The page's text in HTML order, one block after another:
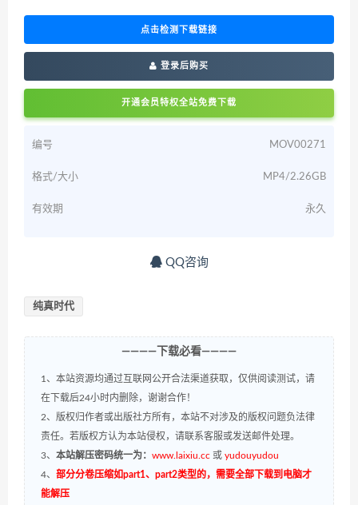
点击检测下载链接
登录后购买
开通会员特权全站免费下载
编号 MOV00271
格式/大小 MP4/2.26GB
有效期 永久
QQ咨询
纯真时代
————下载必看————
1、本站资源均通过互联网公开合法渠道获取，仅供阅读测试，请
在下载后24小时内删除，谢谢合作！
2、版权归作者或出版社方所有，本站不对涉及的版权问题负法律
责任。若版权方认为本站侵权，请联系客服或发送邮件处理。
3、 本站解压密码统一为： www.laixiu.cc 或 yudouyudou
4、 部分分卷压缩如part1、part2类型的，需要全部下载到电脑才
能解压